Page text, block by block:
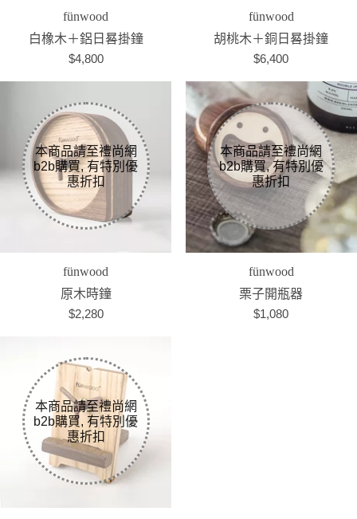
fünwood
白橡木＋鋁日晷掛鐘
$4,800
fünwood
胡桃木＋銅日晷掛鐘
$6,400
fünwood
原木時鐘
$2,280
fünwood
栗子開瓶器
$1,080